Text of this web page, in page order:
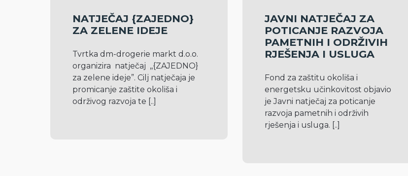
NATJEČAJ {ZAJEDNO}
ZA ZELENE IDEJE
Tvrtka dm-drogerie markt d.o.o.
organizira  natječaj  ,,{ZAJEDNO}
za zelene ideje”. Cilj natječaja je
promicanje zaštite okoliša i
održivog razvoja te [..]
JAVNI NATJEČAJ ZA
POTICANJE RAZVOJA
PAMETNIH I ODRŽIVIH
RJEŠENJA I USLUGA
Fond za zaštitu okoliša i
energetsku učinkovitost objavio
je Javni natječaj za poticanje
razvoja pametnih i održivih
rješenja i usluga. [..]